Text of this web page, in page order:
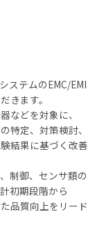
ステムのEMC/EMI
きます。
などを対象に、
特定、対策検討、
結果に基づく改善
制御、センサ類の
初期段階から
品質向上をリード